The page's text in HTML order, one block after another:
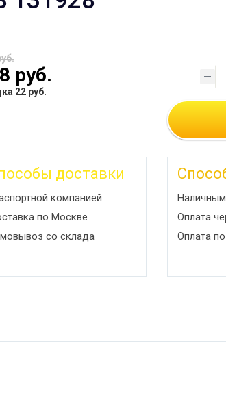
руб.
22 руб.
доставки
компанией
по Москве
со склада
Оплата
Оплата